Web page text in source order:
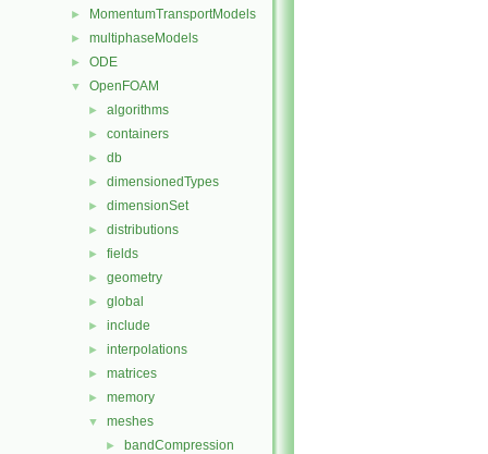
► MomentumTransportModels
► multiphaseModels
► ODE
▼ OpenFOAM
► algorithms
► containers
► db
► dimensionedTypes
► dimensionSet
► distributions
► fields
► geometry
► global
► include
► interpolations
► matrices
► memory
▼ meshes
► bandCompression